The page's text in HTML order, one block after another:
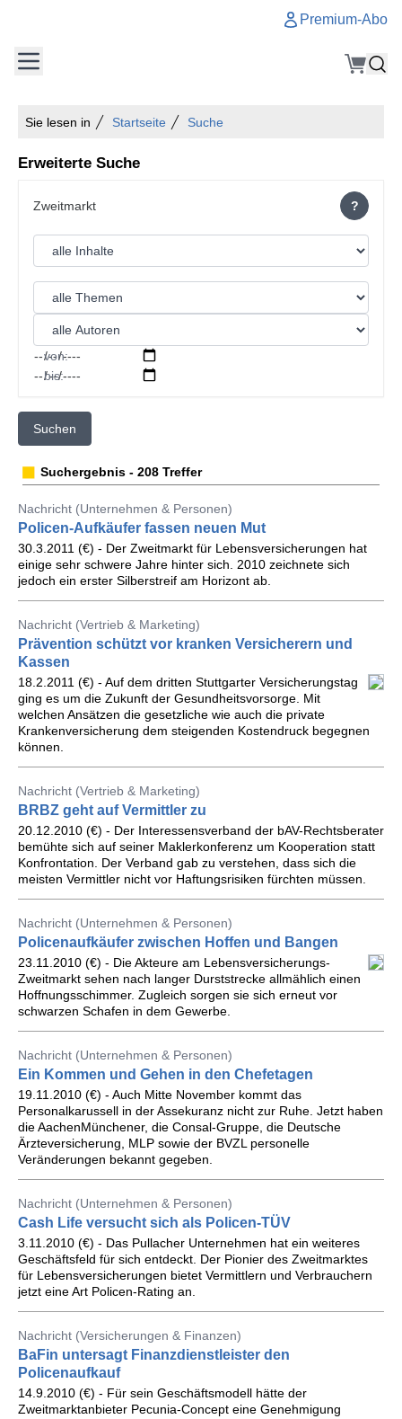
Premium-Abo
Sie lesen in Startseite Suche
Erweiterte Suche
?
von:
bis:
Suchen
Suchergebnis - 208 Treffer
Nachricht (Unternehmen & Personen)
Policen-Aufkäufer fassen neuen Mut
30.3.2011 (€) - Der Zweitmarkt für Lebensversicherungen hat
einige sehr schwere Jahre hinter sich. 2010 zeichnete sich
jedoch ein erster Silberstreif am Horizont ab.
Nachricht (Vertrieb & Marketing)
Prävention schützt vor kranken Versicherern und
Kassen
18.2.2011 (€) - Auf dem dritten Stuttgarter Versicherungstag
ging es um die Zukunft der Gesundheitsvorsorge. Mit
welchen Ansätzen die gesetzliche wie auch die private
Krankenversicherung dem steigenden Kostendruck begegnen
können.
Nachricht (Vertrieb & Marketing)
BRBZ geht auf Vermittler zu
20.12.2010 (€) - Der Interessensverband der bAV-Rechtsberater
bemühte sich auf seiner Maklerkonferenz um Kooperation statt
Konfrontation. Der Verband gab zu verstehen, dass sich die
meisten Vermittler nicht vor Haftungsrisiken fürchten müssen.
Nachricht (Unternehmen & Personen)
Policenaufkäufer zwischen Hoffen und Bangen
23.11.2010 (€) - Die Akteure am Lebensversicherungs-
Zweitmarkt sehen nach langer Durststrecke allmählich einen
Hoffnungsschimmer. Zugleich sorgen sie sich erneut vor
schwarzen Schafen in dem Gewerbe.
Nachricht (Unternehmen & Personen)
Ein Kommen und Gehen in den Chefetagen
19.11.2010 (€) - Auch Mitte November kommt das
Personalkarussell in der Assekuranz nicht zur Ruhe. Jetzt haben
die AachenMünchener, die Consal-Gruppe, die Deutsche
Ärzteversicherung, MLP sowie der BVZL personelle
Veränderungen bekannt gegeben.
Nachricht (Unternehmen & Personen)
Cash Life versucht sich als Policen-TÜV
3.11.2010 (€) - Das Pullacher Unternehmen hat ein weiteres
Geschäftsfeld für sich entdeckt. Der Pionier des Zweitmarktes
für Lebensversicherungen bietet Vermittlern und Verbrauchern
jetzt eine Art Policen-Rating an.
Nachricht (Versicherungen & Finanzen)
BaFin untersagt Finanzdienstleister den
Policenaufkauf
14.9.2010 (€) - Für sein Geschäftsmodell hätte der
Zweitmarktanbieter Pecunia-Concept eine Genehmigung